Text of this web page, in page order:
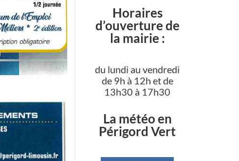
Horaires
d’ouverture de
la mairie :
du lundi au vendredi
de 9h à 12h et de
13h30 à 17h30
La météo en
Périgord Vert